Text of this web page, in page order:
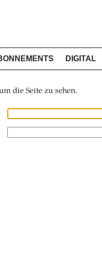
DIGITAL
die Seite zu sehen.